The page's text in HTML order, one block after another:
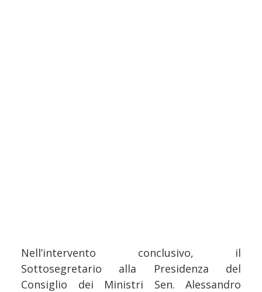
Nell’intervento conclusivo, il
Sottosegretario alla Presidenza del
Consiglio dei Ministri Sen. Alessandro